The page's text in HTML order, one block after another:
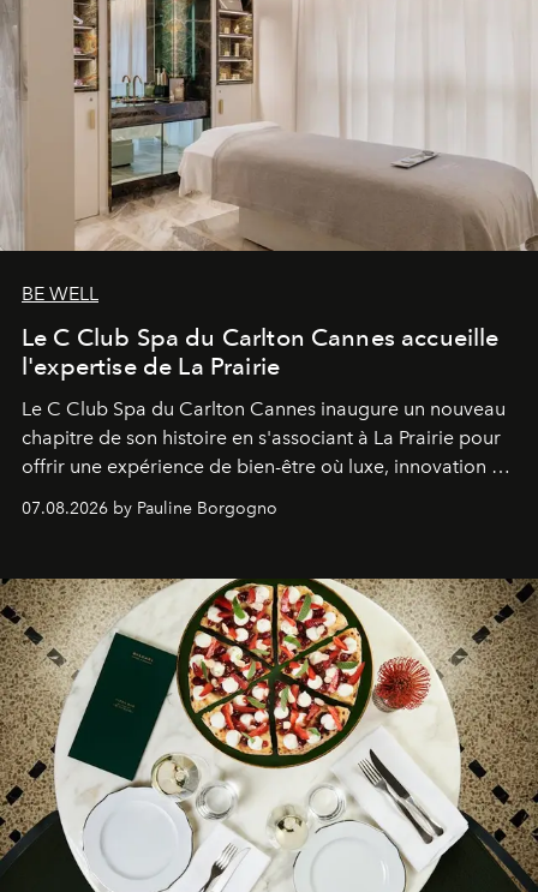
BE WELL
Le C Club Spa du Carlton Cannes accueille
l'expertise de La Prairie
Le C Club Spa du Carlton Cannes inaugure un nouveau
chapitre de son histoire en s'associant à La Prairie pour
offrir une expérience de bien-être où luxe, innovation et
expertise se rencontrent.
07.08.2026 by Pauline Borgogno